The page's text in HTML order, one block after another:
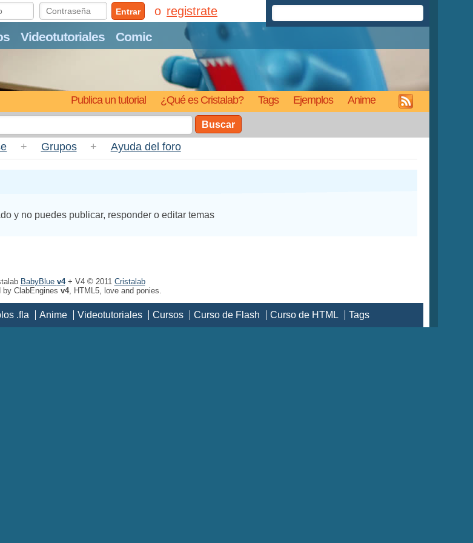
Videotutoriales Comic
Publica un tutorial ¿Qué es Cristalab? Tags Ejemplos Anime
Entrar registrate
Buscar
+ Grupos + Ayuda del foro
y no puedes publicar, responder o editar temas
BabyBlue v4+ V4 © 2011 Cristalab
by ClabEngines v4, HTML5, love and ponies.
.fla Anime Videotutoriales Cursos Curso de Flash Curso de HTML Tags